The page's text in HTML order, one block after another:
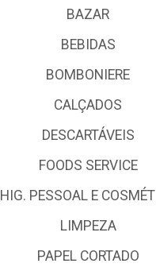
BAZAR
BEBIDAS
BOMBONIERE
CALÇADOS
DESCARTÁVEIS
FOODS SERVICE
HIG. PESSOAL E
LIMPEZA
PAPEL CORTADO